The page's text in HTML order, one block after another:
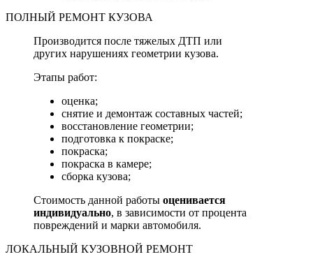
ПОЛНЫЙ РЕМОНТ КУЗОВА
Производится после тяжелых ДТП или
других нарушениях геометрии кузова.
Этапы работ:
оценка;
снятие и демонтаж составных частей;
восстановление геометрии;
подготовка к покраске;
покраска;
покраска в камере;
сборка кузова;
Стоимость данной работы оценивается
индивидуально, в зависимости от процента
повреждений и марки автомобиля.
ЛОКАЛЬНЫЙ КУЗОВНОЙ РЕМОНТ